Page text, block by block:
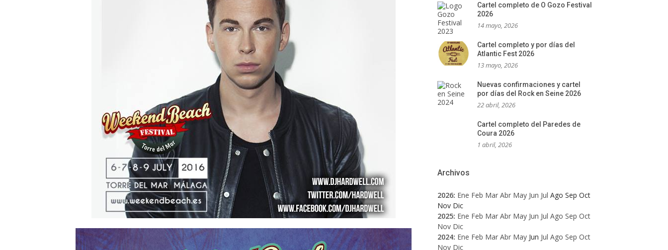
Cartel completo de O Gozo Festival
2026
14 mayo, 2026
Cartel completo y por días del
Atlantic Fest 2026
13 mayo, 2026
Nuevas confirmaciones y cartel
por días del Rock en Seine 2026
22 abril, 2026
Cartel completo del Paredes de
Coura 2026
1 abril, 2026
Archivos
2026: Ene Feb Mar Abr May Jun Jul Ago Sep Oct
Nov Dic
2025: Ene Feb Mar Abr May Jun Jul Ago Sep Oct
Nov Dic
2024: Ene Feb Mar Abr May Jun Jul Ago Sep Oct
Nov Dic